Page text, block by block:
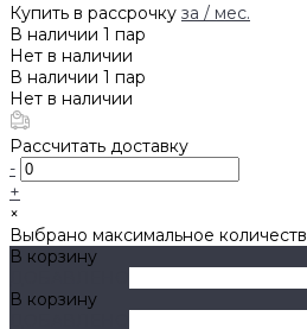
Купить в рассрочку за / мес.
В наличии 1 пар
Нет в наличии
В наличии 1 пар
Нет в наличии
Рассчитать доставку
-
+
×
Выбрано максимальное
В корзину
В корзину